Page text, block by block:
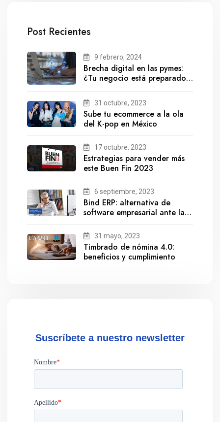
Post Recientes
9 febrero, 2024
Brecha digital en las pymes:
¿Tu negocio está preparado
31 octubre, 2023
Sube tu ecommerce a la ola
del K-pop en México
17 octubre, 2023
Estrategias para vender más
este Buen Fin 2023
6 septiembre, 2023
Bind ERP: alternativa de
software empresarial ante la
31 mayo, 2023
Timbrado de nómina 4.0:
beneficios y cumplimiento
Suscríbete a nuestro newsletter